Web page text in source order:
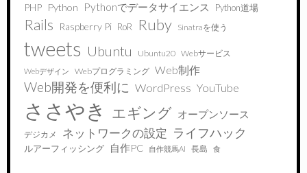
PHP Python Pythonでデータサイエンス Python道場
Rails Raspberry Pi RoR Ruby Sinatraを使う
tweets Ubuntu Ubuntu20 Webサービス
Webデザイン Webプログラミング Web制作
Web開発を便利に WordPress YouTube
ささやき エギング オープンソース
デジカメ ネットワークの設定 ライフハック
ルアーフィッシング 自作PC 自作競馬AI 長島 食